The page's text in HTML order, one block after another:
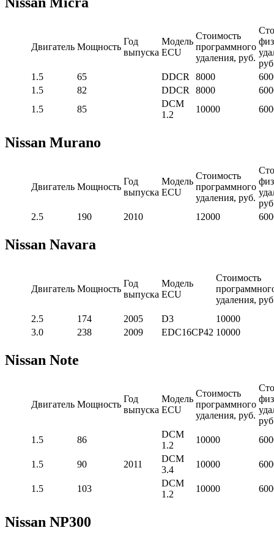
Двигатель Мощность
Год
выпуска
Модель
ECU
Стоимость
программного
удаления, руб.
1.5
65 DDCR 8000
1.5
82 DDCR 8000
1.5
85
DCM
1.2
10000
Nissan Murano
Двигатель Мощность
Год
выпуска
Модель
ECU
Стоимость
программного
удаления, руб.
2.5
190 2010 12000
Nissan Navara
Двигатель Мощность
Год
выпуска
Модель
ECU
Стоимость
удаления,
2.5
174 2005 D3
10000
3.0
238 2009 EDC16CP42 10000
Nissan Note
Двигатель Мощность
Год
выпуска
Модель
ECU
Стоимость
программного
удаления, руб.
1.5
86
DCM
1.2
10000
1.5 90 2011
DCM
3.4
10000
1.5 103
DCM
1.2
10000
Nissan NP300